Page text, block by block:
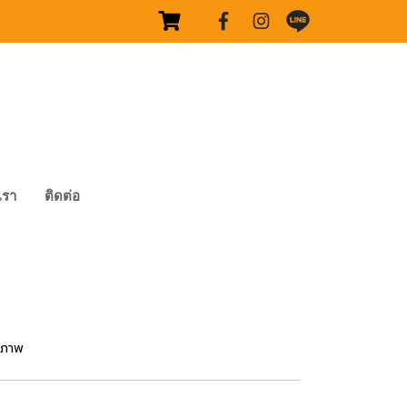
า ติดต่อ
าพ